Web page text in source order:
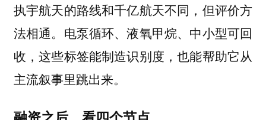
执宇航天的路线和千亿航天不同，但评价方
法相通。电泵循环、液氧甲烷、中小型可回
收，这些标签能制造识别度，也能帮助它从
主流叙事里跳出来。